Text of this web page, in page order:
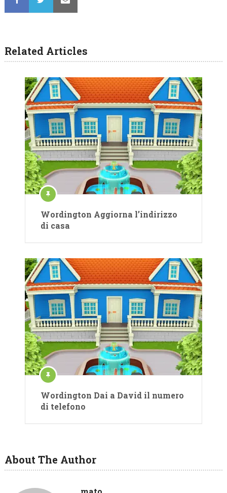
Related Articles
Wordington Aggiorna l’indirizzo
di casa
Wordington Dai a David il numero
di telefono
About The Author